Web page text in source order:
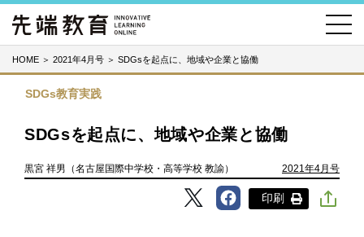
HOME ＞ 2021年4月号 ＞ SDGsを起点に、地域や企業と協働
SDGs教育実践
SDGsを起点に、地域や企業と協働
黒宮 祥男（名古屋国際中学校・高等学校 教諭） 2021年4月号
印刷